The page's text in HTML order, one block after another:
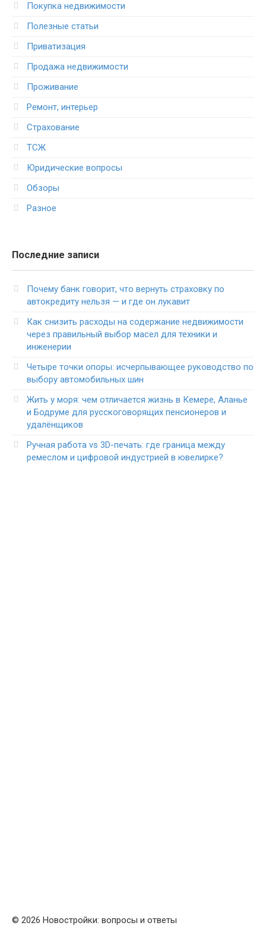
Покупка недвижимости
Полезные статьи
Приватизация
Продажа недвижимости
Проживание
Ремонт, интерьер
Страхование
ТСЖ
Юридические вопросы
Обзоры
Разное
Последние записи
Почему банк говорит, что вернуть страховку по
автокредиту нельзя — и где он лукавит
Как снизить расходы на содержание недвижимости
через правильный выбор масел для техники и
инженерии
Четыре точки опоры: исчерпывающее руководство по
выбору автомобильных шин
Жить у моря: чем отличается жизнь в Кемере, Аланье
и Бодруме для русскоговорящих пенсионеров и
удалёнщиков
Ручная работа vs 3D-печать: где граница между
ремеслом и цифровой индустрией в ювелирке?
© 2026 Новостройки: вопросы и ответы